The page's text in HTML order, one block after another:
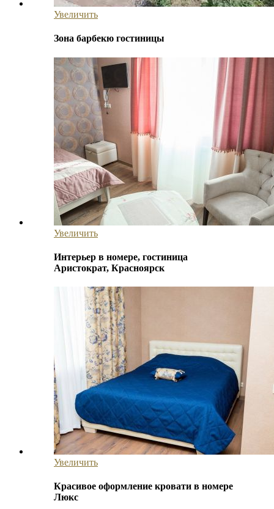
Увеличить
Зона барбекю гостиницы
Увеличить
Интерьер в номере, гостиница
Аристократ, Красноярск
Увеличить
Красивое оформление кровати в номере
Люкс